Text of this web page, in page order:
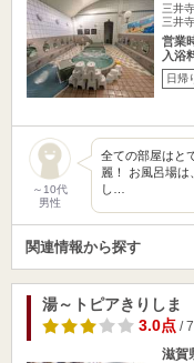
三井
三井
営業
入浴
日帰
～10代
男性
全ての部屋はと
麗！ お風呂場は
し…
関連情報から探す
湯～トピアきりしま
3.0点/
滋賀